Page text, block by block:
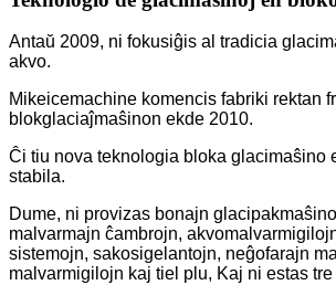
Antaŭ 2009, ni fokusiĝis al tradicia
akvo.
Mikeicemachine komencis fabriki rektan
blokglaciaĵmaŝinon ekde 2010.
Ĉi tiu nova teknologia bloka glacimaŝino
stabila.
Dume, ni provizas bonajn
malvarmajn ĉambrojn,
sistemojn, sakosigelantojn, neĝofarajn
malvarmigilojn kaj tiel plu, Kaj ni estas